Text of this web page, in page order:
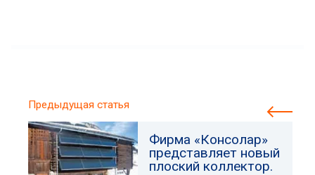
Предыдущая статья
Фирма «Консолар»
представляет новый
плоский коллектор.